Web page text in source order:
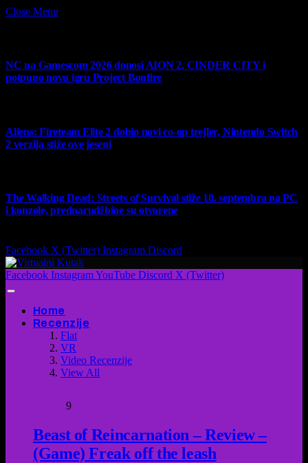
Close Menu
NC na Gamescom 2026 donosi AION 2, CINDER CITY i
potpuno novu igru Project Bonfire
Aliens: Fireteam Elite 2 dobio novi co-op trejler, Nintendo Switch
2 verzija stiže ove jeseni
The Walking Dead: Streets of Survival stiže 18. septembra na PC
i konzole, prednarudžbine su otvorene
Facebook X (Twitter) Instagram Discord
Facebook InstagramYouTube Discord X (Twitter)
Home
Recenzije
Flat
VR
Video Recenzije
View All
9
Beast of Reincarnation – Review –
(Game) Freak off the leash